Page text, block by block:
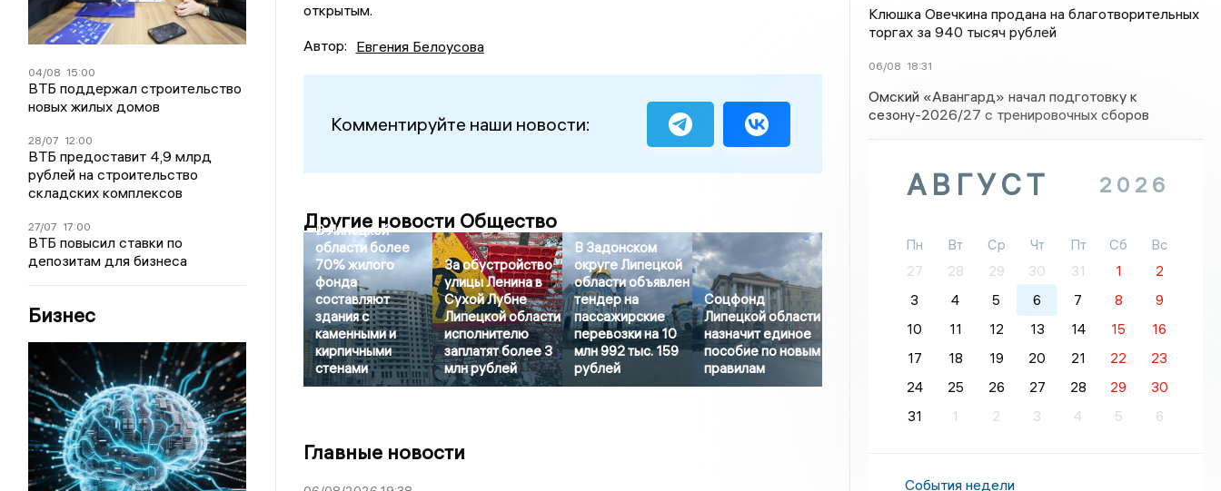
04/08 15:00
ВТБ поддержал строительство
новых жилых домов
28/07 12:00
ВТБ предоставит 4,9 млрд
рублей на строительство
складских комплексов
27/07 17:00
ВТБ повысил ставки по
депозитам для бизнеса
Бизнес
открытым.
Автор: Евгения Белоусова
Комментируйте наши новости:
Другие новости Общество
В Липецкой
области более
70% жилого
фонда
составляют
здания с
каменными и
кирпичными
стенами
За обустройство
улицы Ленина в
Сухой Лубне
Липецкой области
исполнителю
заплатят более 3
млн рублей
В Задонском
округе Липецкой
области объявлен
тендер на
пассажирские
перевозки на 10
млн 992 тыс. 159
рублей
Соцфонд
Липецкой области
назначит единое
пособие по новым
правилам
Главные новости
Клюшка Овечкина продана на благотворительных
торгах за 940 тысяч рублей
06/08 18:31
Омский «Авангард» начал подготовку к
сезону-2026/27 с тренировочных сборов
АВГУСТ 2026
Пн Вт Ср Чт Пт Сб
Вс
27
28 29 30 31 1
2
3
4 5 6 7 8
9
10
11 12 13 14 15
16
17
18 19 20 21 22
23
24
25 26 27 28 29
30
31
1 2 3 4 5 6
События недели